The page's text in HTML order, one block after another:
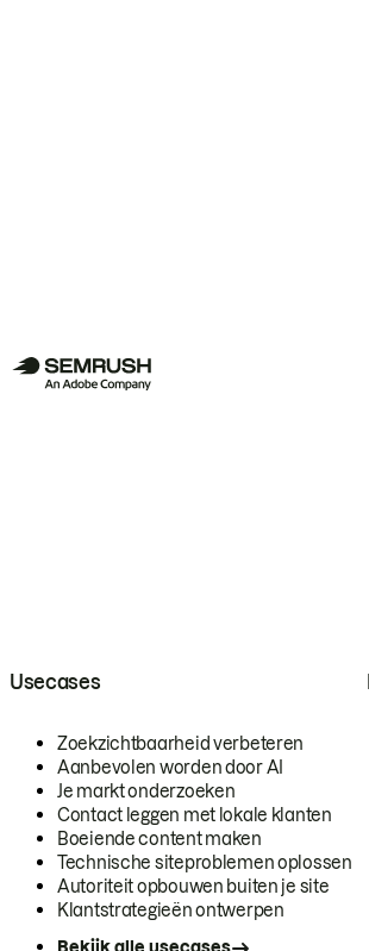
Usecases
Zoekzichtbaarheid verbeteren
Aanbevolen worden door AI
Je markt onderzoeken
Contact leggen met lokale klanten
Boeiende content maken
Technische siteproblemen oplossen
Autoriteit opbouwen buiten je site
Klantstrategieën ontwerpen